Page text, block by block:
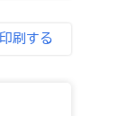
印刷する